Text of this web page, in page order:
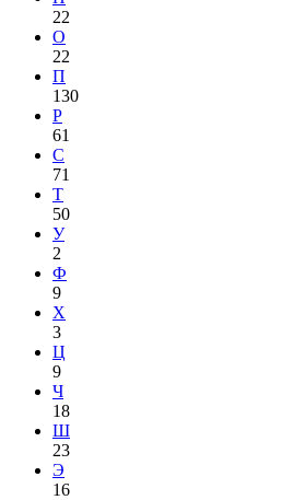
22
О
22
П
130
Р
61
С
71
Т
50
У
2
Ф
9
Х
3
Ц
9
Ч
18
Ш
23
Э
16